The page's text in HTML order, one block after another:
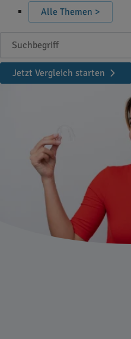
Alle Themen >
Suchbegriff
Jetzt Vergleich starten